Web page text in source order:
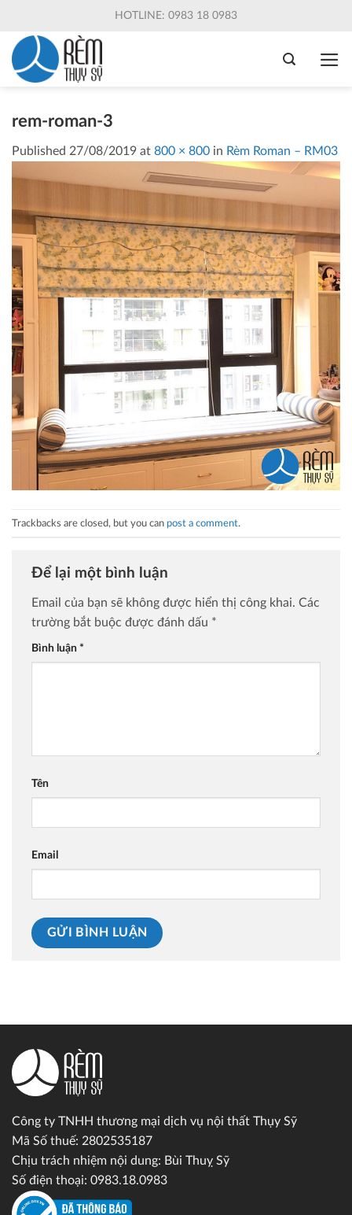
content
HOTLINE: 0983 18 0983
rem-roman-3
Published 27/08/2019 at 800 × 800 in Rèm Roman – RM03
Trackbacks are closed, but you can post a comment.
Để lại một bình luận
Email của bạn sẽ không được hiển thị công khai. Các
trường bắt buộc được đánh dấu *
Bình luận *
Tên
Email
Công ty TNHH thương mại dịch vụ nội thất Thụy Sỹ
Mã Số thuế: 2802535187
Chịu trách nhiệm nội dung: Bùi Thuỵ Sỹ
Số điện thoại: 0983.18.0983